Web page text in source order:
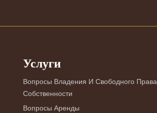
Услуги
Вопросы Владения И Свободного Права
Собственности
Вопросы Аренды